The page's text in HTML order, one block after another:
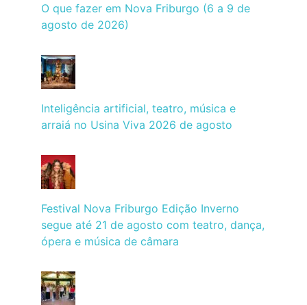
O que fazer em Nova Friburgo (6 a 9 de
agosto de 2026)
Inteligência artificial, teatro, música e
arraiá no Usina Viva 2026 de agosto
Festival Nova Friburgo Edição Inverno
segue até 21 de agosto com teatro, dança,
ópera e música de câmara